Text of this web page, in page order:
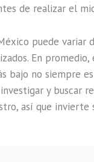
de realizar el
puede
En
no siempre
y buscar
así que